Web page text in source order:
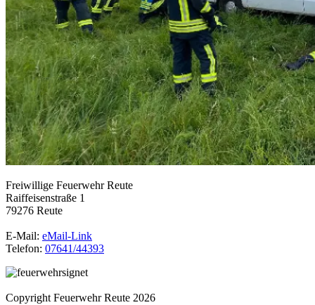
Freiwillige Feuerwehr Reute
Raiffeisenstraße 1
79276 Reute
E-Mail: eMail-Link
Telefon: 07641/44393
Copyright Feuerwehr Reute 2026